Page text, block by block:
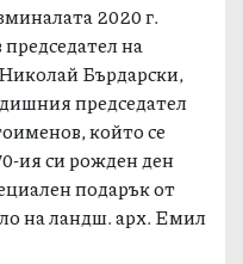
2020 г.
на
Бърдарски,
председател
който се
ия си рожден ден
подарък от
на ландш. арх. Емил